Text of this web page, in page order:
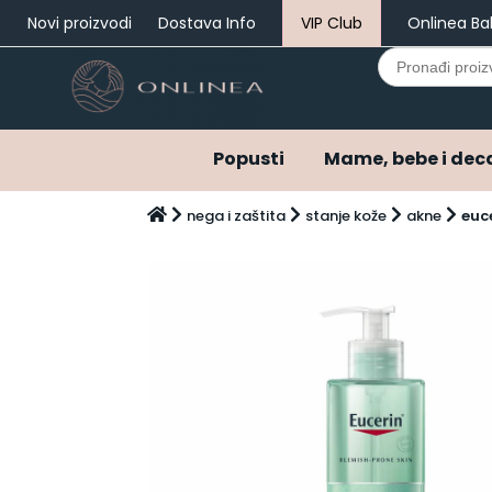
Novi proizvodi Dostava Info VIP Club Onlinea
Search
for:
Popusti Mame, bebe i
Mame, bebe i decanega i zaštita stanje kože akne